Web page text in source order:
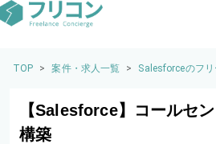
TOP > 案件・求人一覧 > Salesforceのフ
【Salesforce】コールセ
構築